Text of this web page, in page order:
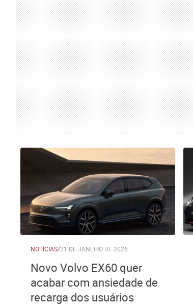
NOTÍCIAS/21 DE JANEIRO DE 2026
Novo Volvo EX60 quer
acabar com ansiedade de
recarga dos usuários